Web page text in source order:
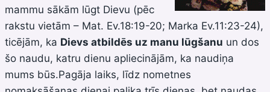
mammu sākām lūgt Dievu (pēc
rakstu vietām – Mat. Ev.18:19-20; Marka Ev.11:23-24),
ticējām, ka Dievs atbildēs uz manu lūgšanu un dos
šo naudu, katru dienu apliecinājām, ka naudiņa
mums būs.Pagāja laiks, līdz nometnes